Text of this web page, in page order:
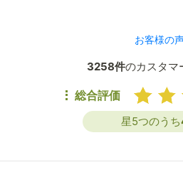
お客様の
3258件のカスタマ
総合評価
星5つのうち